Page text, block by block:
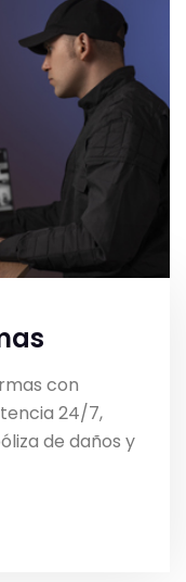
con
24/7,
de daños y